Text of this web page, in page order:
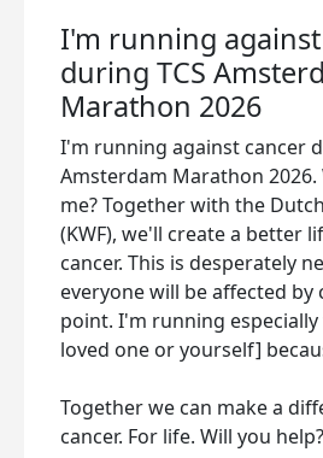
I'm running
during TCS
Marathon 2026
I'm running against cancer
Amsterdam Marathon
me? Together with the
(KWF), we'll create a better
cancer. This is desperately
everyone will be affected by
point. I'm running
loved one or yourself]
Together we can make a
cancer. For life. Will you help?